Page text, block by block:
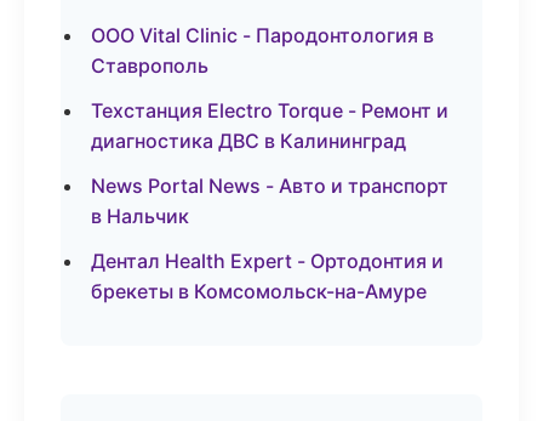
ООО Vital Clinic - Пародонтология в
Ставрополь
Техстанция Electro Torque - Ремонт и
диагностика ДВС в Калининград
News Portal News - Авто и транспорт
в Нальчик
Дентал Health Expert - Ортодонтия и
брекеты в Комсомольск-на-Амуре